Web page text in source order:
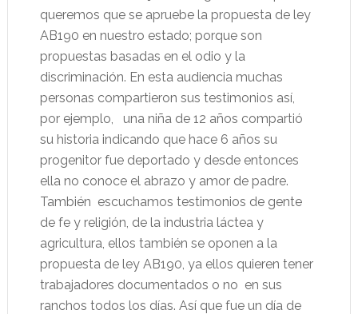
queremos que se apruebe la propuesta de ley
AB190 en nuestro estado; porque son
propuestas basadas en el odio y la
discriminación. En esta audiencia muchas
personas compartieron sus testimonios así,
por ejemplo,
una niña de 12 años compartió
su historia indicando que hace 6 años su
progenitor fue deportado y desde entonces
ella no conoce el abrazo y amor de padre.
También escuchamos testimonios de gente
de fe y religión, de la industria láctea y
agricultura, ellos también se oponen a la
propuesta de ley AB190, ya ellos quieren tener
trabajadores documentados o no en sus
ranchos todos los días. Así que fue un día de